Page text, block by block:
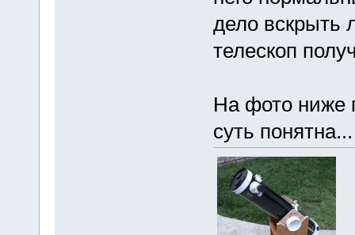
дело вскрыть
телескоп
На фото ниже
суть понятна...